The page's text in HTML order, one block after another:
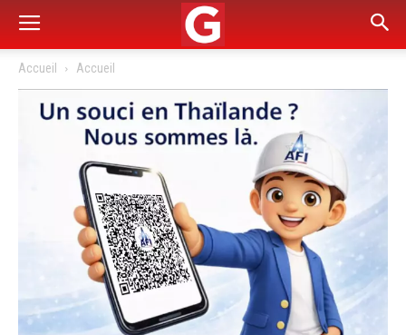
Accueil Accueil